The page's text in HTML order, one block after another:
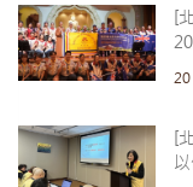
[
[